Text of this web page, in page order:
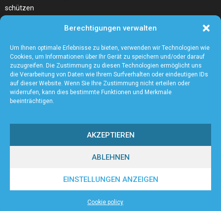
Berechtigungen verwalten
Um Ihnen optimale Erlebnisse zu bieten, verwenden wir Technologien wie
Cookies, um Informationen über Ihr Gerät zu speichern und/oder darauf
zuzugreifen. Die Zustimmung zu diesen Technologien ermöglicht uns
die Verarbeitung von Daten wie Ihrem Surfverhalten oder eindeutigen IDs
auf dieser Website. Wenn Sie Ihre Zustimmung nicht erteilen oder
widerrufen, kann dies bestimmte Funktionen und Merkmale
beeinträchtigen.
AKZEPTIEREN
ABLEHNEN
EINSTELLUNGEN ANZEIGEN
Cookie policy
schützen
Wählen Sie den richtigen Fleischzuschnitt, wie zum Beispiel
Hochrippe vom Rind für Ihr Gericht
Contact